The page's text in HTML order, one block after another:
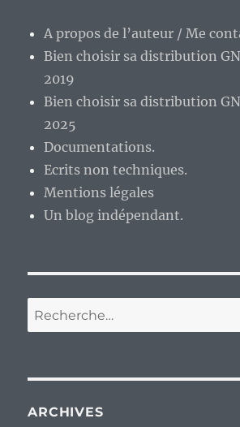
le
réseau
A propos de l’auteur / Me
Bien choisir sa distribution
2019
Bien choisir sa distribution
2025
Documentations.
Ecrits non techniques.
Mentions légales
Un blog indépendant.
Recherche
pour :
ARCHIVES